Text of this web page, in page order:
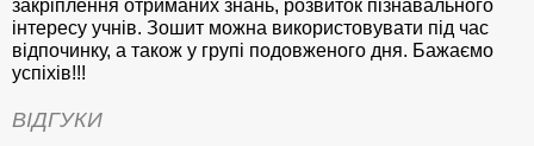
закріплення отриманих знань, розвиток пізнавального
інтересу учнів. Зошит можна використовувати під час
відпочинку, а також у групі подовженого дня. Бажаємо
успіхів!!!
ВІДГУКИ